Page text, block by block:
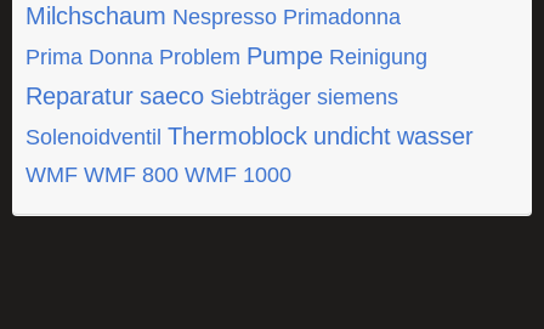
Milchschaum Nespresso Primadonna
Prima Donna Problem Pumpe Reinigung
Reparatur saeco Siebträger siemens
Solenoidventil Thermoblock undicht wasser
WMF WMF 800 WMF 1000